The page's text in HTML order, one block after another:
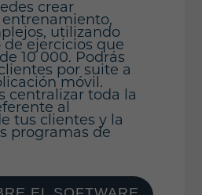
crear
utilizando
ejercicios que
10 000. Podrás
por suite a
móvil.
centralizar toda la
al
tus clientes y la
programas de